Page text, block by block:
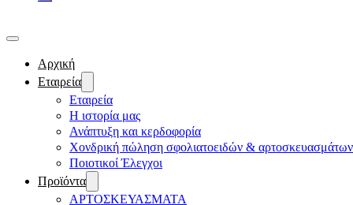
Αρχική
Εταιρεία
Εταιρεία
Η ιστορία μας
Ανάπτυξη και κερδοφορία
Χονδρική πώληση σφολιατοειδών & αρτοσκευασμάτων
Ποιοτικοί Έλεγχοι
Προϊόντα
ΑΡΤΟΣΚΕΥΑΣΜΑΤΑ